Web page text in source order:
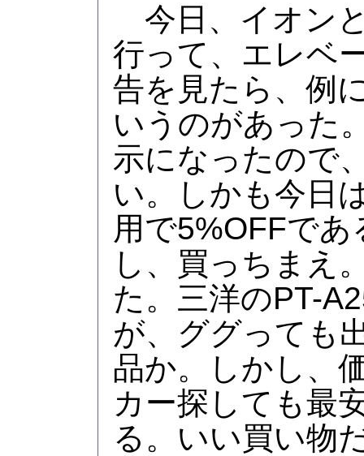
今日、イオン
行って、エレベ
告を見たら、例
いうのがあった
示になったので
い。しかも今日
用で5%OFFで
し、買っちまえ
た。三洋のPT-
が、ググっても
品か。しかし、
カー探しても最
る。いい買い物